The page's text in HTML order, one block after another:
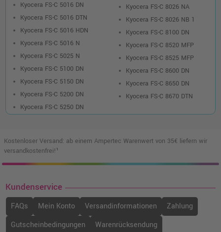
Kyocera FS-C 5016 DN
Kyocera FS-C 5016 DTN
Kyocera FS-C 5016 HDN
Kyocera FS-C 5016 N
Kyocera FS-C 5025 N
Kyocera FS-C 5100 DN
Kyocera FS-C 5150 DN
Kyocera FS-C 5200 DN
Kyocera FS-C 5250 DN
Kyocera FS-C 8026 NA
Kyocera FS-C 8026 NB 1
Kyocera FS-C 8100 DN
Kyocera FS-C 8520 MFP
Kyocera FS-C 8525 MFP
Kyocera FS-C 8600 DN
Kyocera FS-C 8650 DN
Kyocera FS-C 8670 DTN
Kostenloser Versand: ab einem Ampertec Warenwert von 35€ liefern wir
versandkostenfrei!¹
Kundenservice
FAQs Mein Konto Versandinformationen
Zahlung
Gutscheinbedingungen
Warenrücksendung